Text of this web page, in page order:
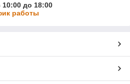
10:00 до 18:00
работы